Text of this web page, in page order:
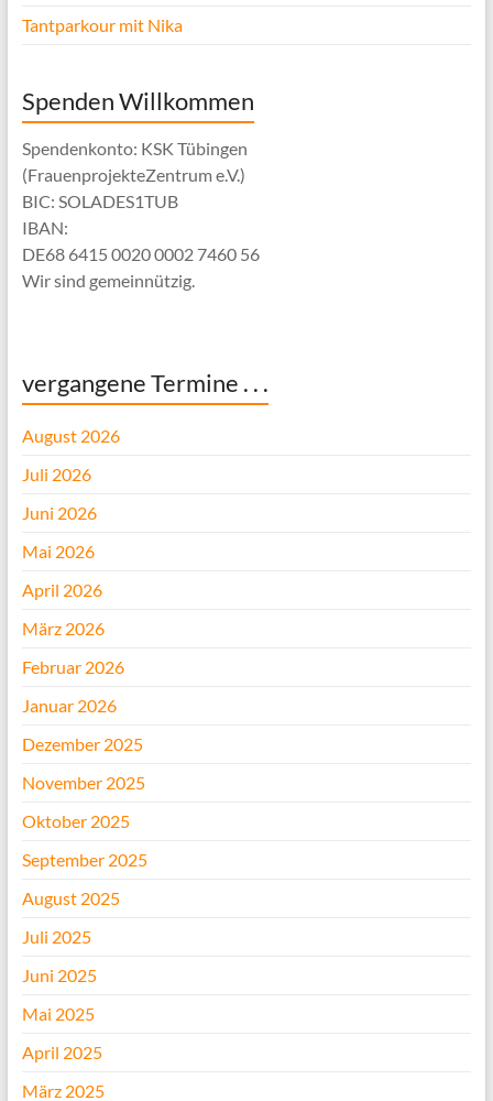
Tantparkour mit Nika
Spenden Willkommen
Spendenkonto: KSK Tübingen
(FrauenprojekteZentrum e.V.)
BIC: SOLADES1TUB
IBAN:
DE68 6415 0020 0002 7460 56
Wir sind gemeinnützig.
vergangene Termine . . .
August 2026
Juli 2026
Juni 2026
Mai 2026
April 2026
März 2026
Februar 2026
Januar 2026
Dezember 2025
November 2025
Oktober 2025
September 2025
August 2025
Juli 2025
Juni 2025
Mai 2025
April 2025
März 2025